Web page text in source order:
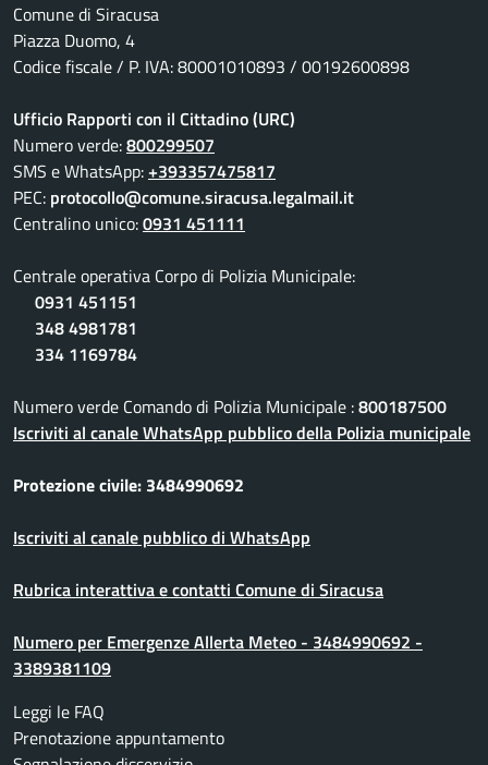
Comune di Siracusa
Piazza Duomo, 4
Codice fiscale / P. IVA: 80001010893 / 00192600898
Ufficio Rapporti con il Cittadino (URC)
Numero verde:800299507
SMS e WhatsApp:+393357475817
PEC: protocollo@comune.siracusa.legalmail.it
Centralino unico:0931 451111
Centrale operativa Corpo di Polizia Municipale:
0931 451151
348 4981781
334 1169784
Numero verde Comando di Polizia Municipale :800187500
Iscriviti al canale WhatsApp pubblico della Polizia municipale
Protezione civile: 3484990692
Iscriviti al canale pubblico di WhatsApp
Rubrica interattiva e contatti Comune di Siracusa
Numero per Emergenze Allerta Meteo - 3484990692 -
3389381109
Leggi le FAQ
Prenotazione appuntamento